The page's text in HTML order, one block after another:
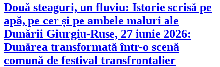
Două steaguri, un fluviu: Istorie scrisă pe
apă, pe cer și pe ambele maluri ale
Dunării Giurgiu-Ruse, 27 iunie 2026:
Dunărea transformată într-o scenă
comună de festival transfrontalier